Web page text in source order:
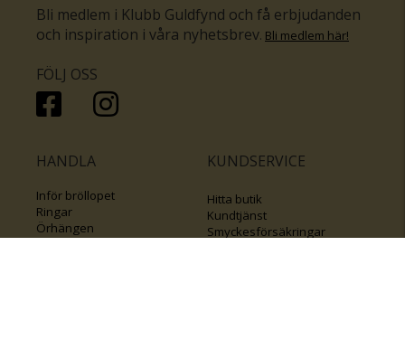
Bli medlem i Klubb Guldfynd och få erbjudanden
och inspiration i våra nyhetsbrev. Bli medlem här!
FÖLJ OSS
HANDLA
Inför bröllopet
Ringar
Örhängen
KUNDSERVICE
Hitta butik
Kundtjänst
Smyckesförsäkringar